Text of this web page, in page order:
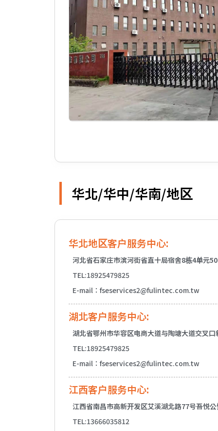
华北/华中/华南/地区
华北地区客户服务中心:
河北省石家庄市滨河街省直十局宿舍8栋4单元
TEL:18925479825
E-mail：fseservices2@fulintec.com.tw
湖北客户服务中心:
湖北省鄂州市华容区电商大道与陶塘大道交叉
TEL:18925479825
E-mail：fseservices2@fulintec.com.tw
江西客户服务中心:
江西省南昌市高新开发区艾溪湖北路77号吾悦
TEL:13666035812